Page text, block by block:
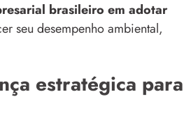
brasileiro em adotar
seu desempenho ambiental,
estratégica para